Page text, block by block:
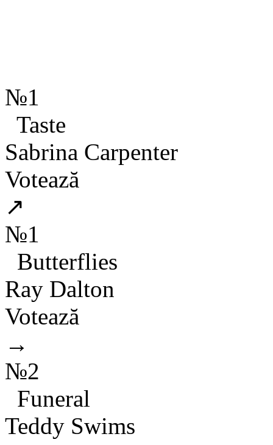
№1
Taste
Sabrina Carpenter
Votează
↗
№1
Butterflies
Ray Dalton
Votează
→
№2
Funeral
Teddy Swims